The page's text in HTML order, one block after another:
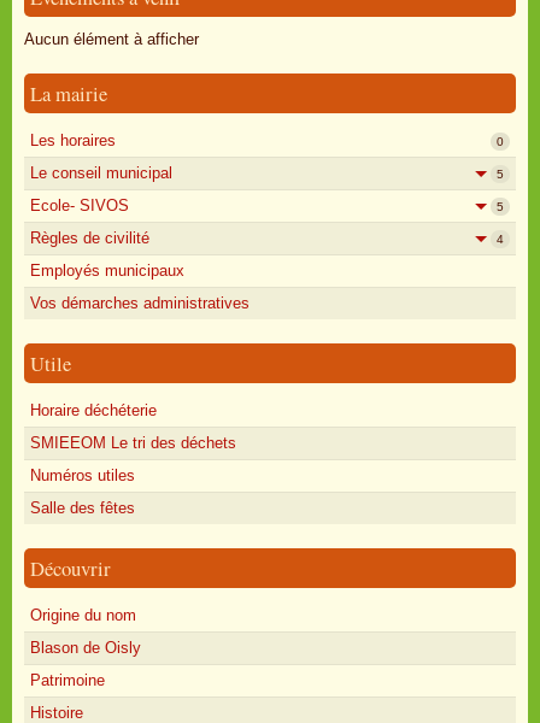
Oisly autrefois
Annonces
Aucun élément à afficher
La mairie
Les horaires 0
Le conseil municipal 5
Ecole- SIVOS 5
Règles de civilité 4
Employés municipaux
Vos démarches administratives
Utile
Horaire déchéterie
SMIEEOM Le tri des déchets
Numéros utiles
Salle des fêtes
Découvrir
Origine du nom
Blason de Oisly
Patrimoine
Histoire